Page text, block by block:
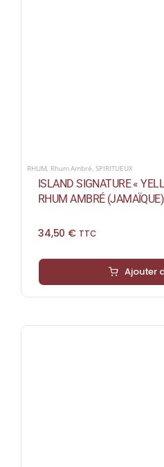
RHUM Rhum Ambré ,SPIRITUEUX
ISLAND SIGNATURE «
RHUM AMBRÉ
34,50 € TTC
Ajouter